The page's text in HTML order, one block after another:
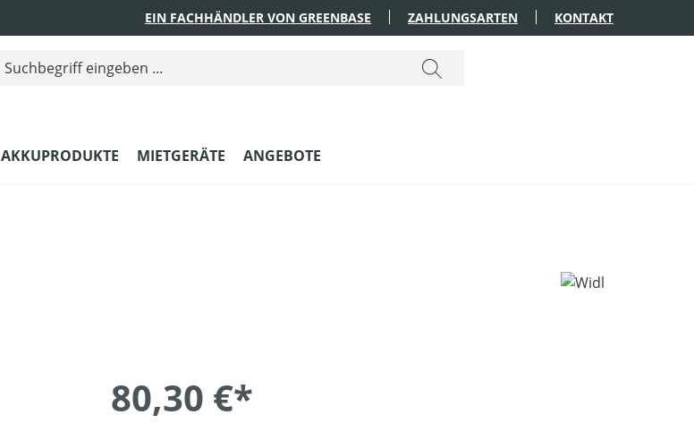
EIN FACHHÄNDLER VON GREENBASE ZAHLUNGSARTEN KONTAKT
AKKUPRODUKTE MIETGERÄTE ANGEBOTE
80,30 €*